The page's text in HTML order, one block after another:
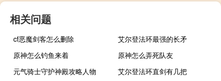
相关问题
cf恶魔剑客怎么删除
艾尔登法环最强的长矛
原神怎么钓鱼来着
原神怎么弄死队友
元气骑士守护神殿攻略人物
艾尔登法环直剑有几把